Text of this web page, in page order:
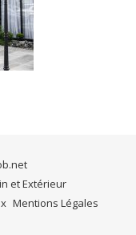
et Extérieur
Mentions Légales